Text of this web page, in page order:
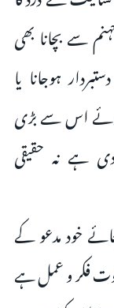
سے بچانا بھی
ہوجانا یا
اس سے بڑی
ہے نہ حقیقی
خود مدعو کے
فکر و عمل ہے